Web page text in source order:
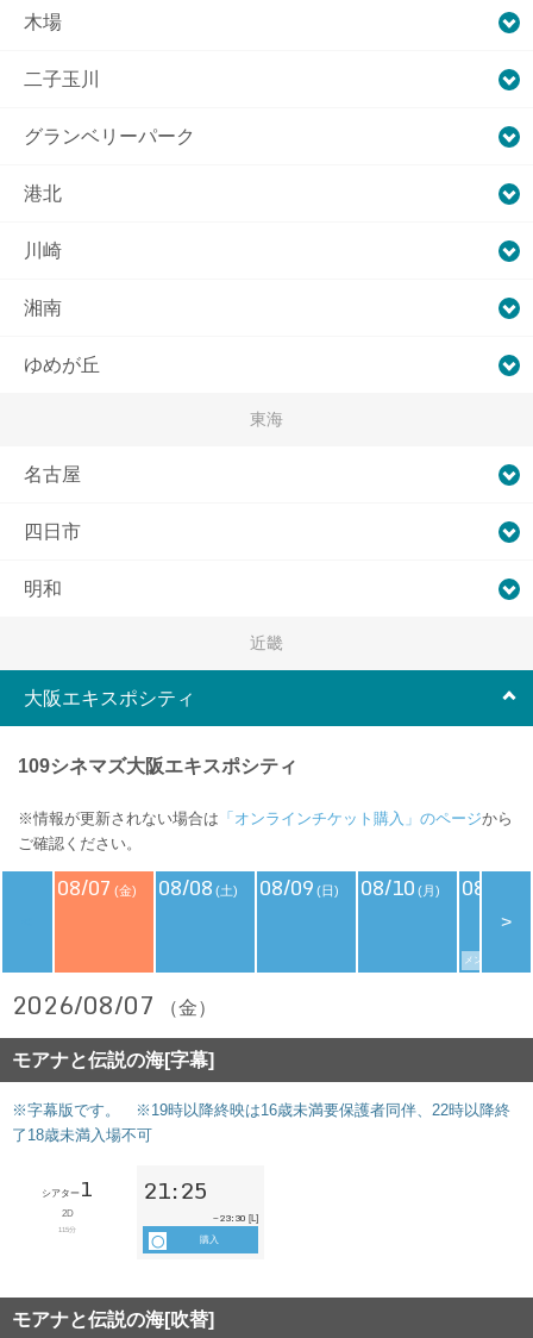
木場
二子玉川
グランベリーパーク
港北
川崎
湘南
ゆめが丘
東海
名古屋
四日市
明和
近畿
大阪エキスポシティ
109シネマズ大阪エキスポシティ
※情報が更新されない場合は 「オンラインチケット購入」のページから
ご確認ください。
08/07 (金) 08/08 (土) 08/09 (日) 08/10 (月) 08/11
メンバーズデイ
>
2026/08/07 （金）
モアナと伝説の海[字幕]
※字幕版です。 ※19時以降終映は16歳未満要保護者同伴、22時以降終
了18歳未満入場不可
シアター 1
2D
115分
21:25
~23:30 [L]
購入
モアナと伝説の海[吹替]